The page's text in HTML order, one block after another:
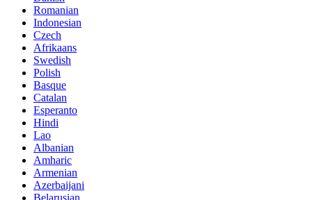
Romanian
Indonesian
Czech
Afrikaans
Swedish
Polish
Basque
Catalan
Esperanto
Hindi
Lao
Albanian
Amharic
Armenian
Azerbaijani